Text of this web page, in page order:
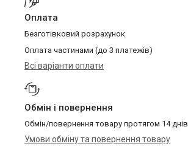
Оплата
Безготівковий розрахунок
Оплата частинами (до 3 платежів)
Всі варіанти оплати
Обмін і повернення
Обмін/повернення товару протягом 14 днів
Умови обміну та повернення товару